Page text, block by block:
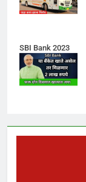
SBI Bank 2023